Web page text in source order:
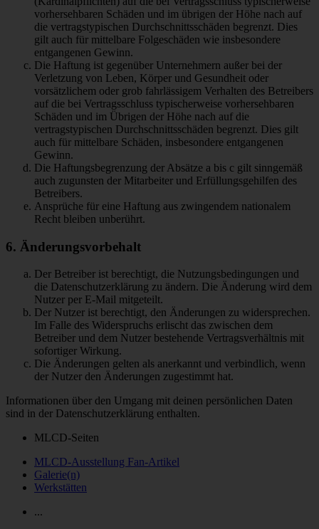
vorhersehbaren Schäden und im übrigen der Höhe nach auf
die vertragstypischen Durchschnittsschäden begrenzt. Dies
gilt auch für mittelbare Folgeschäden wie insbesondere
entgangenen Gewinn.
Die Haftung ist gegenüber Unternehmern außer bei der
Verletzung von Leben, Körper und Gesundheit oder
vorsätzlichem oder grob fahrlässigem Verhalten des Betreibers
auf die bei Vertragsschluss typischerweise vorhersehbaren
Schäden und im Übrigen der Höhe nach auf die
vertragstypischen Durchschnittsschäden begrenzt. Dies gilt
auch für mittelbare Schäden, insbesondere entgangenen
Gewinn.
Die Haftungsbegrenzung der Absätze a bis c gilt sinngemäß
auch zugunsten der Mitarbeiter und Erfüllungsgehilfen des
Betreibers.
Ansprüche für eine Haftung aus zwingendem nationalem
Recht bleiben unberührt.
6. Änderungsvorbehalt
Der Betreiber ist berechtigt, die Nutzungsbedingungen und
die Datenschutzerklärung zu ändern. Die Änderung wird dem
Nutzer per E-Mail mitgeteilt.
Der Nutzer ist berechtigt, den Änderungen zu widersprechen.
Im Falle des Widerspruchs erlischt das zwischen dem
Betreiber und dem Nutzer bestehende Vertragsverhältnis mit
sofortiger Wirkung.
Die Änderungen gelten als anerkannt und verbindlich, wenn
der Nutzer den Änderungen zugestimmt hat.
Informationen über den Umgang mit deinen persönlichen Daten
sind in der Datenschutzerklärung enthalten.
MLCD-Seiten
MLCD-Ausstellung Fan-Artikel
Galerie(n)
Werkstätten
...